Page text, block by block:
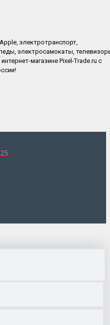
электротранспорт,
электросамокаты,
магазине Pixel-Trade.ru с